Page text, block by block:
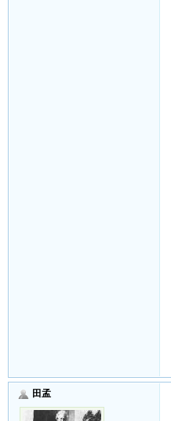
田孟